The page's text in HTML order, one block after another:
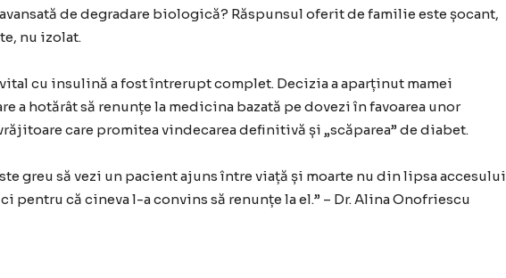
de degradare biologică? Răspunsul oferit de familie este șocant,
nu izolat.
cu insulină a fost întrerupt complet. Decizia a aparținut mamei
a hotărât să renunțe la medicina bazată pe dovezi în favoarea unor
care promitea vindecarea definitivă și „scăparea” de diabet.
greu să vezi un pacient ajuns între viață și moarte nu din lipsa accesului
pentru că cineva l-a convins să renunțe la el.” – Dr. Alina Onofriescu